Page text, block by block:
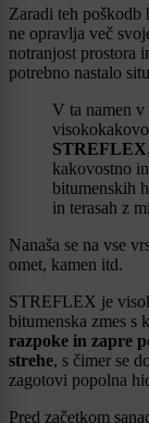
Zaradi teh poškodb
ne opravlja več
notranjost prostora
potrebno nastalo
V ta namen
STREFLEX
kakovostno
bitumenskih
in terasah z
Nanaša se na vse
omet, kamen itd.
STREFLEX je
bitumenska zmes s
razpoke in zapre
strehe, s čimer se
zagotovi popolna
Pred začetkom